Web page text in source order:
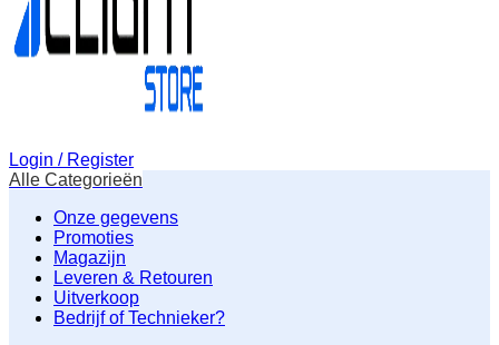
Login / Register
Alle Categorieën
Onze gegevens
Promoties
Magazijn
Leveren & Retouren
Uitverkoop
Bedrijf of Technieker?